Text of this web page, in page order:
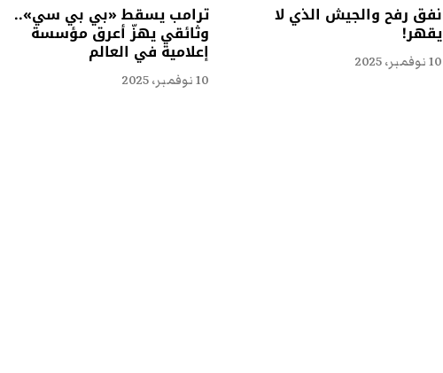
نفق رفح والجيش الذي لا
يقهر!
10 نوفمبر، 2025
ترامب يسقط «بي بي سي»..
وثائقي يهزّ أعرق مؤسسة
إعلامية في العالم
10 نوفمبر، 2025